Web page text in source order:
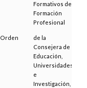
Formativos de
Formación
Profesional
Orden
de la
Consejera de
Educación,
Universidades
e
Investigación,